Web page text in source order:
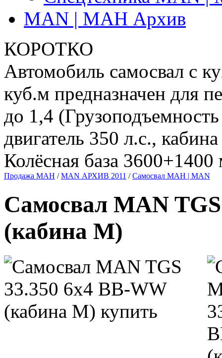
MAN | МАН Архив
КОРОТКО
Автомобиль самосвал с
куб.м предназначен для
до 1,4
двигатель 350 л.с.,
Колёсная база
Продажа МАН /MAN АРХИВ 2011 /Самосвал МАН | MAN
Самосвал MAN
(кабина М)